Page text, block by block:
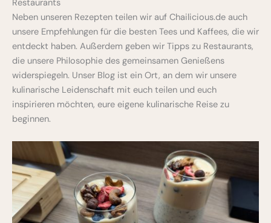
Restaurants
Neben unseren Rezepten teilen wir auf Chailicious.de auch
unsere Empfehlungen für die besten Tees und Kaffees, die wir
entdeckt haben. Außerdem geben wir Tipps zu Restaurants,
die unsere Philosophie des gemeinsamen Genießens
widerspiegeln. Unser Blog ist ein Ort, an dem wir unsere
kulinarische Leidenschaft mit euch teilen und euch
inspirieren möchten, eure eigene kulinarische Reise zu
beginnen.